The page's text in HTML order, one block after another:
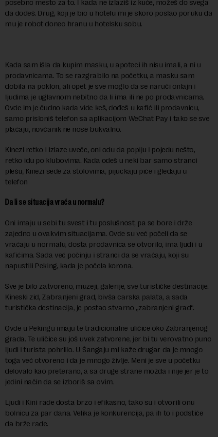
posebno mesto za to. I kada ne izlaziš iz kuće, možeš do svega
da dođeš. Drug, koji je bio u hotelu mi je skoro poslao poruku da
mu je robot doneo hranu u hotelsku sobu.
Kada sam išla da kupim masku, u apoteci ih nisu imali, a ni u
prodavnicama. To se razgrabilo na početku, a masku sam
dobila na poklon, ali opet je sve moglo da se naruči onlajn i
ljudima je uglavnom nebitno da li ima ili ne po prodavnicama.
Ovde im je čudno kada vide keš, dođeš u kafić ili prodavnicu,
samo prisloniš telefon sa aplikacijom WeChat Pay i tako se sve
plaćaju, novčanik ne nose bukvalno.
Kinezi retko i izlaze uveče, oni odu da popiju i pojedu nešto,
retko idu po klubovima. Kada odeš u neki bar samo stranci
plešu, Kinezi sede za stolovima, pijuckaju piće i gledaju u
telefon
Da li se situacija vraća u normalu?
Oni imaju u sebi tu svest i tu poslušnost, pa se bore i drže
zajedno u ovakvim situacijama. Ovde su već počeli da se
vraćaju u normalu, dosta prodavnica se otvorilo, ima ljudi i u
kafićima. Sada već počinju i stranci da se vraćaju, koji su
napustili Peking, kada je počela korona.
Sve je bilo zatvoreno, muzeji, galerije, sve turističke destinacije.
Kineski zid, Zabranjeni grad, bivša carska palata, a sada
turistička destinacija, je postao stvarno „zabranjeni grad“.
Ovde u Pekingu imaju te tradicionalne uličice oko Zabranjenog
grada. Te uličice su još uvek zatvorene, jer bi tu verovatno puno
ljudi i turista pohrlilo. U Šangaju mi kaže drugar da je mnogo
toga već otvoreno i da je mnogo življe. Meni je sve u početku
delovalo kao preterano, a sa druge strane možda i nije jer je to
jedini način da se izboriš sa ovim.
Ljudi i Kini rade dosta brzo i efikasno, tako su i otvorili onu
bolnicu za par dana. Velika je konkurencija, pa ih to i podstiče
da brže rade.